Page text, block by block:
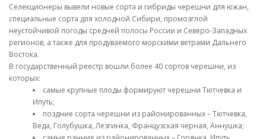
Селекционеры вывели новые сорта и гибриды черешни для южан,
специальные сорта для холодной Сибири, промозглой
неустойчивой погоды средней полосы России и Северо-Западных
регионов, а также для продуваемого морскими ветрами Дальнего
Востока.
В государственный реестр вошли более 40 сортов черешни, из
которых:
самые крупные плоды формируют черешни Тютчевка и
Ипуть;
поздние сорта черешни из районированных – Тютчевка,
Веда, Голубушка, Лезгинка, Французская черная, Аннушка;